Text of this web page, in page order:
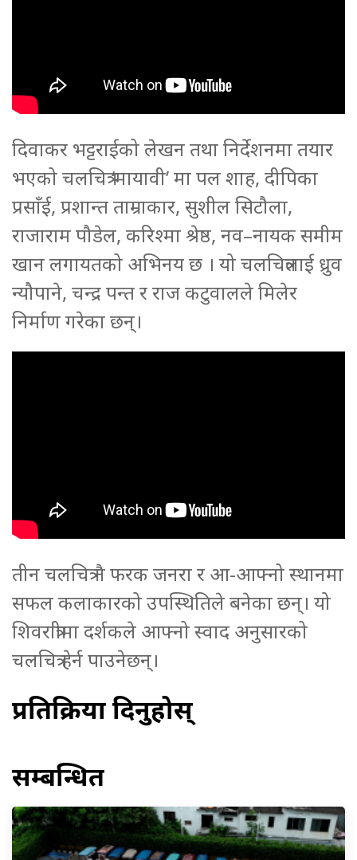
दिवाकर भट्टराईको लेखन तथा निर्देशनमा तयार
भएको चलचित्र ‘मायावी’ मा पल शाह, दीपिका
प्रसाँई, प्रशान्त ताम्राकार, सुशील सिटौला,
राजाराम पौडेल, करिश्मा श्रेष्ठ, नव–नायक समीम
खान लगायतको अभिनय छ । यो चलचित्रलाई ध्रुव
न्यौपाने, चन्द्र पन्त र राज कटुवालले मिलेर
निर्माण गरेका छन्।
तीन चलचित्र नै फरक जनरा र आ-आफ्नो स्थानमा
सफल कलाकारको उपस्थितिले बनेका छन्। यो
शिवरात्रीमा दर्शकले आफ्नो स्वाद अनुसारको
चलचित्र हेर्न पाउनेछन्।
प्रतिक्रिया दिनुहोस्
सम्बन्धित